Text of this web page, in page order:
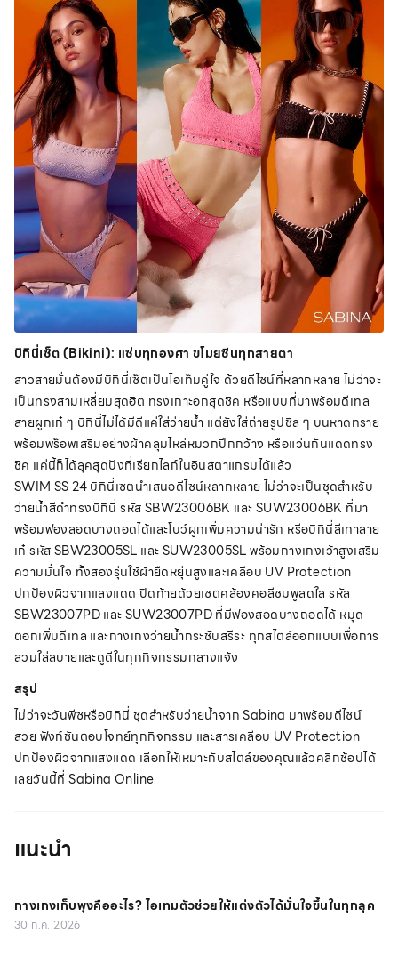
บิกินี่เซ็ต (Bikini): แซ่บทุกองศา ขโมยซีนทุกสายตา
สาวสายมั่นต้องมีบิกินี่เซ็ตเป็นไอเท็มคู่ใจ ด้วยดีไซน์ที่หลากหลาย ไม่ว่าจะ
เป็นทรงสามเหลี่ยมสุดฮิต ทรงเกาะอกสุดชิค หรือแบบที่มาพร้อมดีเทล
สายผูกเก๋ ๆ บิกินี่ไม่ได้มีดีแค่ใส่ว่ายน้ำ แต่ยังใส่ถ่ายรูปชิล ๆ บนหาดทราย
พร้อมพร็อพเสริมอย่างผ้าคลุมไหล่หมวกปีกกว้าง หรือแว่นกันแดดทรง
ชิค แค่นี้ก็ได้ลุคสุดปังที่เรียกไลก์ในอินสตาแกรมได้แล้ว
SWIM SS 24 บิกินี่เซตนำเสนอดีไซน์หลากหลาย ไม่ว่าจะเป็นชุดสำหรับ
ว่ายน้ำสีดำทรงบิกินี่ รหัส SBW23006BK และ SUW23006BK ที่มา
พร้อมฟองสอดบางถอดได้และโบว์ผูกเพิ่มความน่ารัก หรือบิกินี่สีเทาลาย
เก๋ รหัส SBW23005SL และ SUW23005SL พร้อมกางเกงเว้าสูงเสริม
ความมั่นใจ ทั้งสองรุ่นใช้ผ้ายืดหยุ่นสูงและเคลือบ UV Protection
ปกป้องผิวจากแสงแดด ปิดท้ายด้วยเซตคล้องคอสีชมพูสดใส รหัส
SBW23007PD และ SUW23007PD ที่มีฟองสอดบางถอดได้ หมุด
ตอกเพิ่มดีเทล และกางเกงว่ายน้ำกระชับสรีระ ทุกสไตล์ออกแบบเพื่อการ
สวมใส่สบายและดูดีในทุกกิจกรรมกลางแจ้ง
สรุป
ไม่ว่าจะวันพีซหรือบิกินี่ ชุดสำหรับว่ายน้ำจาก Sabina มาพร้อมดีไซน์
สวย ฟังก์ชันตอบโจทย์ทุกกิจกรรม และสารเคลือบ UV Protection
ปกป้องผิวจากแสงแดด เลือกให้เหมาะกับสไตล์ของคุณแล้วคลิกช้อปได้
เลยวันนี้ที่ Sabina Online
แนะนำ
กางเกงเก็บพุงคืออะไร? ไอเทมตัวช่วยให้แต่งตัวได้มั่นใจขึ้นในทุกลุค
30 ก.ค. 2026